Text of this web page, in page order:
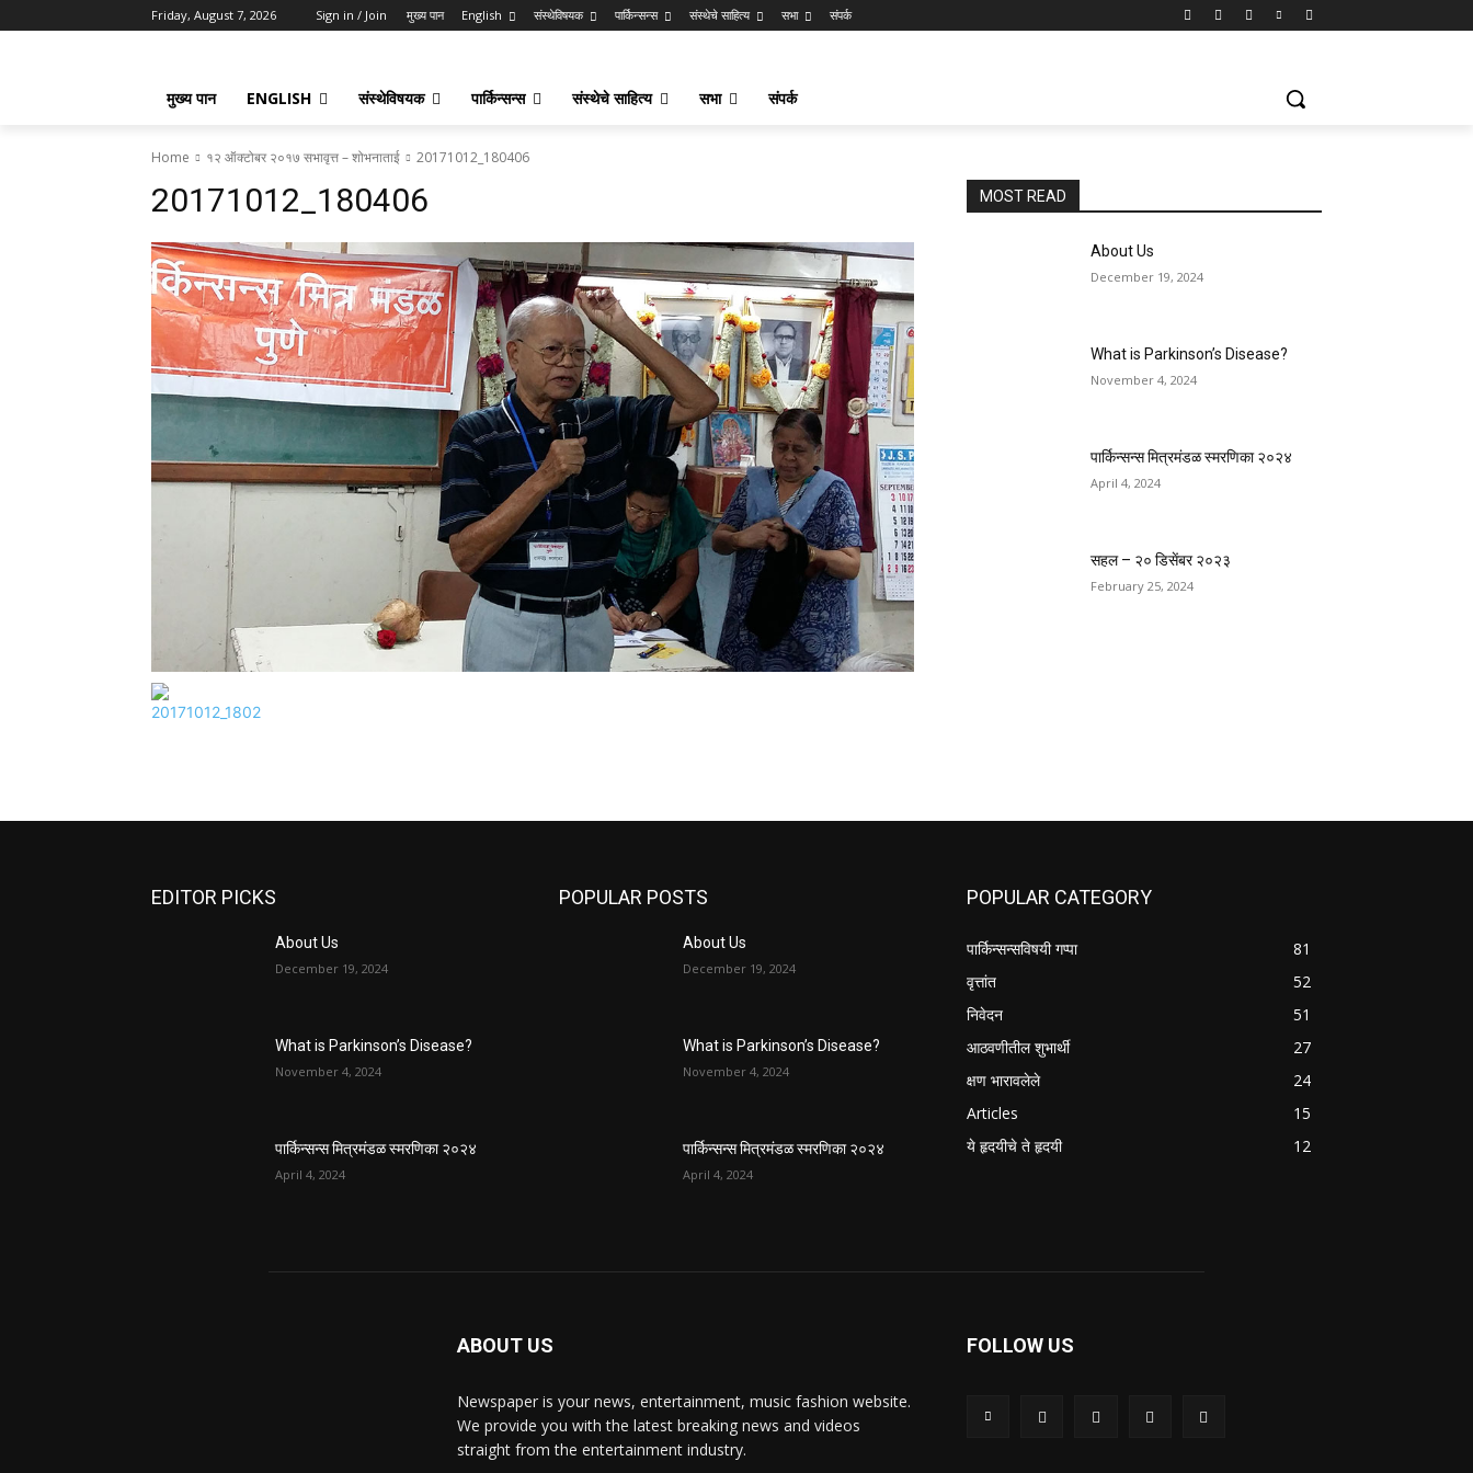
Friday, August 7, 2026 Sign in / Join मुख्य पान English संस्थेविषयक पार्किन्सन्स संस्थेचे साहित्य सभा संपर्क
मुख्य पान ENGLISH संस्थेविषयक पार्किन्सन्स संस्थेचे साहित्य सभा संपर्क
Home १२ ऑक्टोबर २०१७ सभावृत्त – शोभनाताई 20171012_180406
20171012_180406 MOST READ
About Us
December 19, 2024
What is Parkinson’s Disease?
November 4, 2024
पार्किन्सन्स मित्रमंडळ स्मरणिका २०२४
April 4, 2024
सहल – २० डिसेंबर २०२३
February 25, 2024
EDITOR PICKS
About Us
December 19, 2024
What is Parkinson’s Disease?
November 4, 2024
पार्किन्सन्स मित्रमंडळ स्मरणिका २०२४
April 4, 2024
POPULAR POSTS
About Us
December 19, 2024
What is Parkinson’s Disease?
November 4, 2024
पार्किन्सन्स मित्रमंडळ स्मरणिका २०२४
April 4, 2024
POPULAR CATEGORY
पार्किन्सन्सविषयी गप्पा
81
वृत्तांत
52
निवेदन
51
आठवणीतील शुभार्थी
27
क्षण भारावलेले
24
Articles
15
ये हृदयीचे ते हृदयी
12
ABOUT US
Newspaper is your news, entertainment, music fashion website.
We provide you with the latest breaking news and videos
straight from the entertainment industry.
FOLLOW US